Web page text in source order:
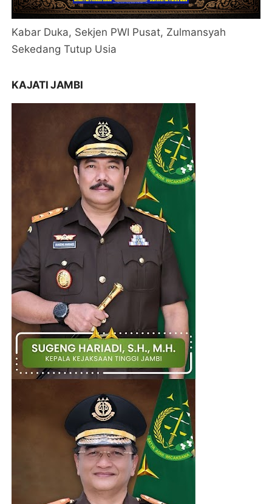
Kabar Duka, Sekjen PWI Pusat, Zulmansyah
Sekedang Tutup Usia
KAJATI JAMBI